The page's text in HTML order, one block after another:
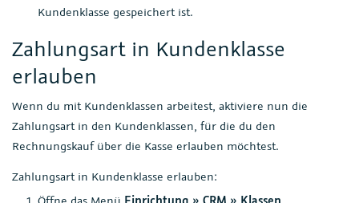
Kundenklasse gespeichert ist.
Zahlungsart in Kundenklasse
erlauben
Wenn du mit Kundenklassen arbeitest, aktiviere nun die
Zahlungsart in den Kundenklassen, für die du den
Rechnungskauf über die Kasse erlauben möchtest.
Zahlungsart in Kundenklasse erlauben: